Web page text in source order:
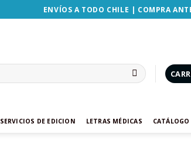
ENVÍOS A TODO CHILE | COMPRA
SERVICIOS DE EDICION LETRAS MÉDICAS CATÁLOGO